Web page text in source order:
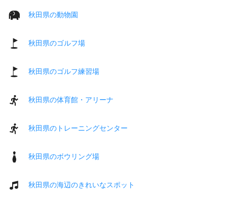
秋田県の動物園
秋田県のゴルフ場
秋田県のゴルフ練習場
秋田県の体育館・アリーナ
秋田県のトレーニングセンター
秋田県のボウリング場
秋田県の海辺のきれいなスポット